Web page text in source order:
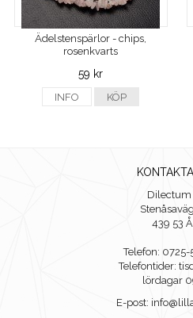
Ädelstenspärlor - chips,
rosenkvarts
59 kr
INFO KÖP
Dilectum
439 53
Telefon: 0725-
Telefontider:
lördagar
E-post: